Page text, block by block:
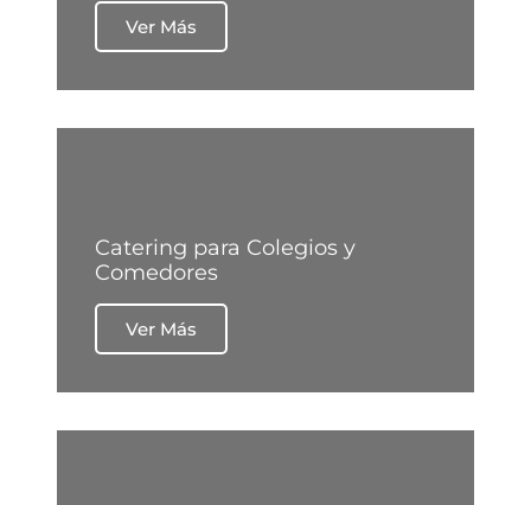
Ver Más
Catering para Colegios y
Comedores
Ver Más